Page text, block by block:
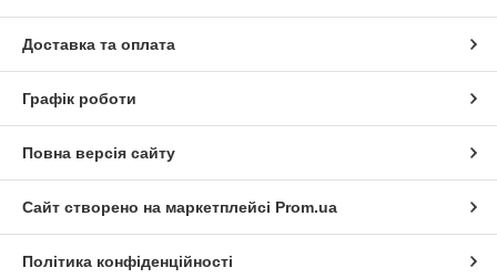
Доставка та оплата
Графік роботи
Повна версія сайту
Сайт створено на маркетплейсі Prom.ua
Політика конфіденційності